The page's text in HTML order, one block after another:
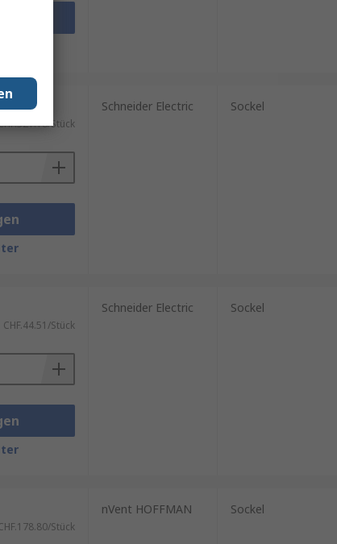
Stück
Schneider Electric Sockel
CHF.44.51/Stück
Schneider Electric Sockel
Stück
nVent HOFFMAN Sockel